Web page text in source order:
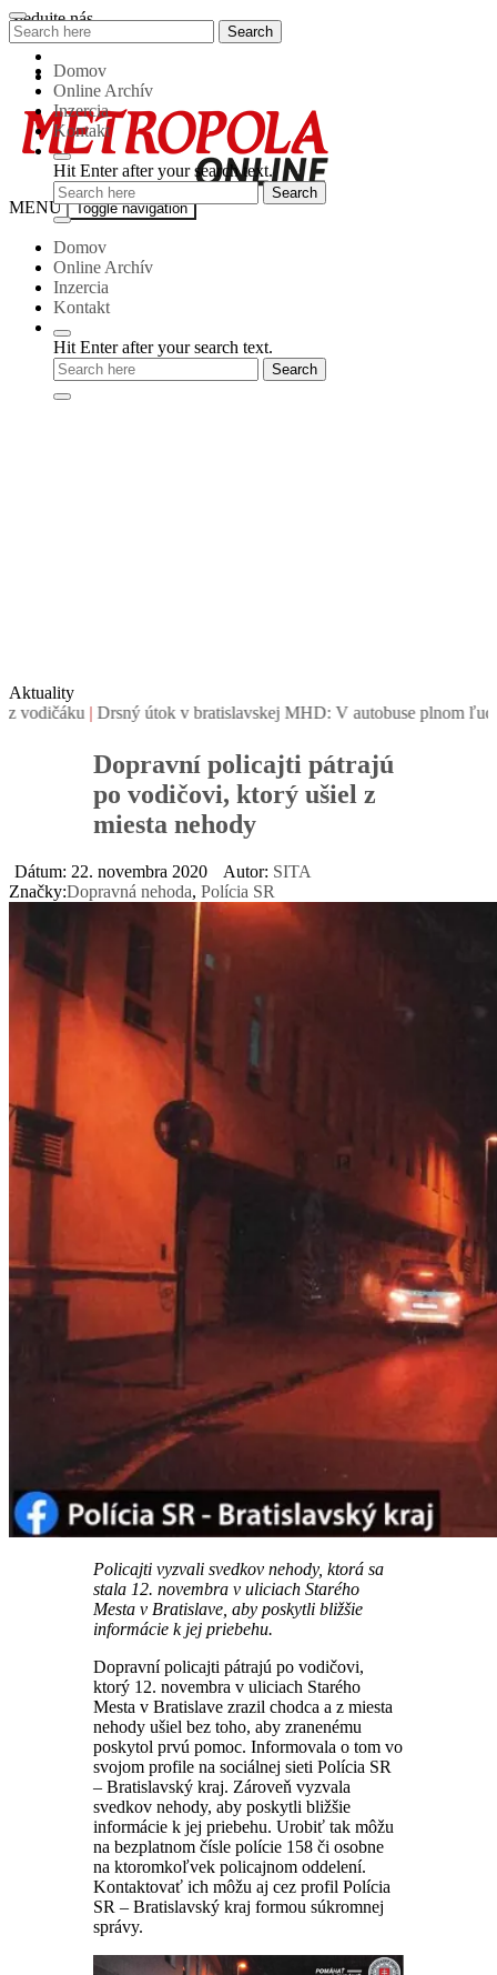
Skip
to
content
Sledujte nás
Metropola-
MENU Toggle navigation
Domov
Online Archív
Inzercia
Kontakt
Hit Enter after your search text.
Search
for:
Search
Domov
Online Archív
Inzercia
Kontakt
Hit Enter after your search text.
Aktuality
| Drsný útok v bratislavskej MHD: V autobuse plnom ľudí
Dopravní policajti pátrajú
po vodičovi, ktorý ušiel z
miesta nehody
Dátum: 22. novembra 2020 Autor: SITA
Značky:Dopravná nehoda, Polícia SR
Policajti vyzvali svedkov nehody, ktorá sa
stala 12. novembra v uliciach Starého
Mesta v Bratislave, aby poskytli bližšie
informácie k jej priebehu.
Dopravní policajti pátrajú po vodičovi,
ktorý 12. novembra v uliciach Starého
Mesta v Bratislave zrazil chodca a z miesta
nehody ušiel bez toho, aby zranenému
poskytol prvú pomoc. Informovala o tom vo
svojom profile na sociálnej sieti Polícia SR
– Bratislavský kraj. Zároveň vyzvala
svedkov nehody, aby poskytli bližšie
informácie k jej priebehu. Urobiť tak môžu
na bezplatnom čísle polície 158 či osobne
na ktoromkoľvek policajnom oddelení.
Kontaktovať ich môžu aj cez profil Polícia
SR – Bratislavský kraj formou súkromnej
správy.